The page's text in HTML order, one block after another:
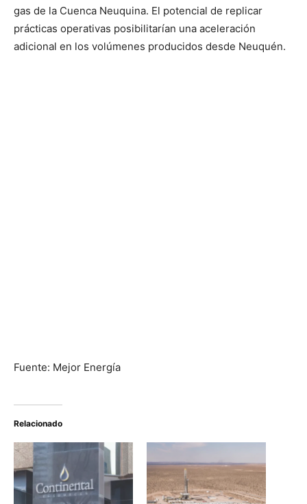
gas de la Cuenca Neuquina. El potencial de replicar
prácticas operativas posibilitarían una aceleración
adicional en los volúmenes producidos desde Neuquén.
Fuente: Mejor Energía
Relacionado